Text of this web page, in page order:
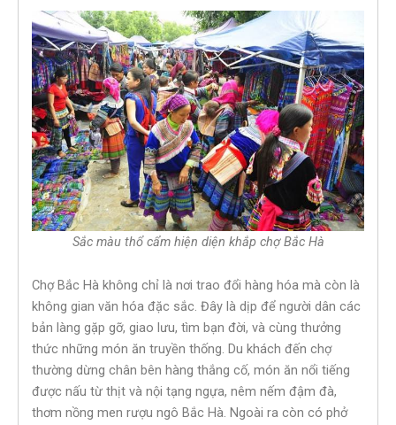
Sắc màu thổ cẩm hiện diện khắp chợ Bắc Hà
Chợ Bắc Hà không chỉ là nơi trao đổi hàng hóa mà còn là
không gian văn hóa đặc sắc. Đây là dịp để người dân các
bản làng gặp gỡ, giao lưu, tìm bạn đời, và cùng thưởng
thức những món ăn truyền thống. Du khách đến chợ
thường dừng chân bên hàng thắng cố, món ăn nổi tiếng
được nấu từ thịt và nội tạng ngựa, nêm nếm đậm đà,
thơm nồng men rượu ngô Bắc Hà. Ngoài ra còn có phở